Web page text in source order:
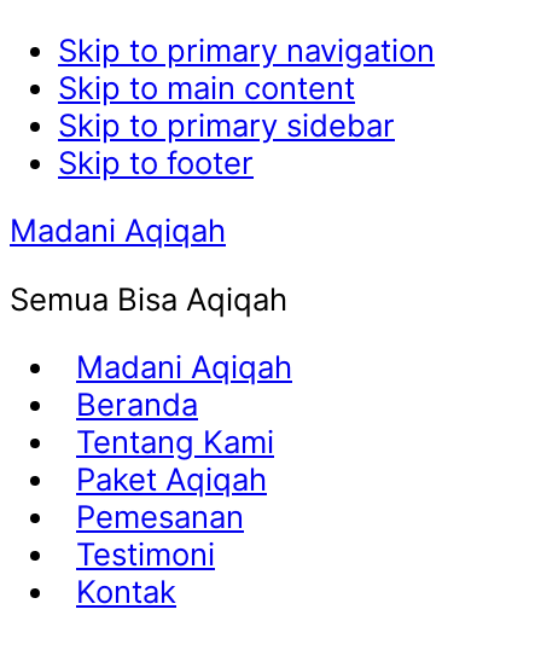
Skip to primary navigation
Skip to main content
Skip to primary sidebar
Skip to footer
Madani Aqiqah
Semua Bisa Aqiqah
Madani Aqiqah
Beranda
Tentang Kami
Paket Aqiqah
Pemesanan
Testimoni
Kontak